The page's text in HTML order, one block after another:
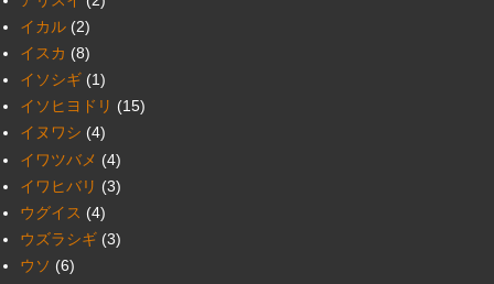
イカル (2)
イスカ (8)
イソシギ (1)
イソヒヨドリ (15)
イヌワシ (4)
イワツバメ (4)
イワヒバリ (3)
ウグイス (4)
ウズラシギ (3)
ウソ (6)